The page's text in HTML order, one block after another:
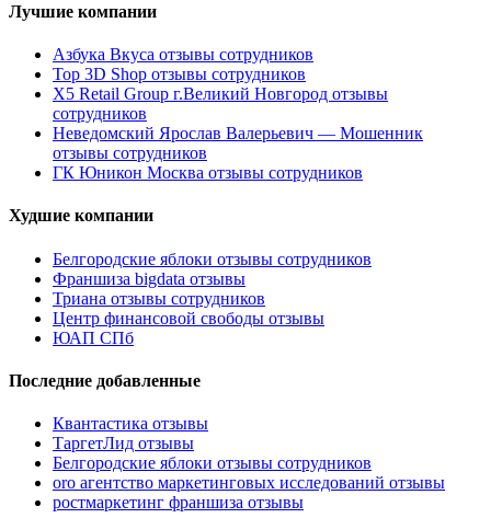
Лучшие компании
Азбука Вкуса отзывы сотрудников
Top 3D Shop отзывы сотрудников
X5 Retail Group г.Великий Новгород отзывы
сотрудников
Неведомский Ярослав Валерьевич — Мошенник
отзывы сотрудников
ГК Юникон Москва отзывы сотрудников
Худшие компании
Белгородские яблоки отзывы сотрудников
Франшиза bigdata отзывы
Триана отзывы сотрудников
Центр финансовой свободы отзывы
ЮАП СПб
Последние добавленные
Квантастика отзывы
ТаргетЛид отзывы
Белгородские яблоки отзывы сотрудников
oro агентство маркетинговых исследований отзывы
ростмаркетинг франшиза отзывы